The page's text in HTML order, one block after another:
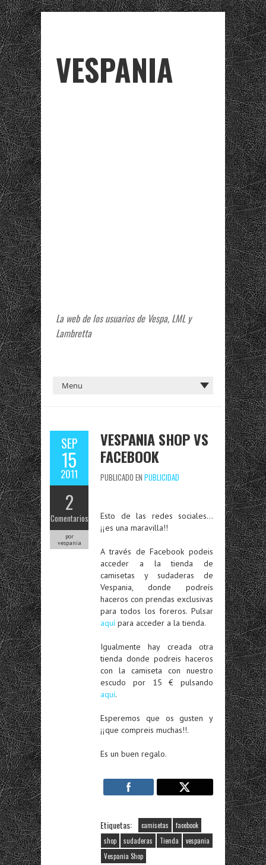
VESPANIA
La web de los usuarios de Vespa, LML y
Lambretta
SEP
15
2011
2
Comentarios
por
vespania
VESPANIA SHOP VS
FACEBOOK
PUBLICADO EN PUBLICIDAD
Esto de las redes sociales…
¡¡es una maravilla!!
A través de Facebook podeis
acceder a la tienda de
camisetas y sudaderas de
Vespania, donde podreís
haceros con prendas exclusivas
para todos los foreros. Pulsar
aquí para acceder a la tienda.
Igualmente hay creada otra
tienda donde podreis haceros
con la camiseta con nuestro
escudo por 15 € pulsando
aquí.
Esperemos que os gusten y
¡¡que compreis muchas!!.
Es un buen regalo.
Etiquetas: camisetas
facebook
shop
sudaderas Tienda
vespania
Vespania Shop